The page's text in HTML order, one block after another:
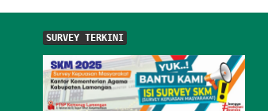
SURVEY TERKINI